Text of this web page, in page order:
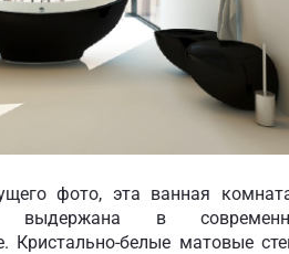
фото, эта ванная
выдержана в
Кристально-белые матовые